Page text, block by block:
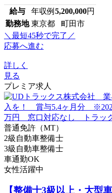
給与 年収例 5,200,000円
勤務地 東京都 町田市
＼最短45秒で完了／
応募へ進む
詳しく
見る
プレミア求人
普通免許（MT）
2級自動車整備士
3級自動車整備士
車通勤OK
女性活躍中
【整備士3級以上・大型